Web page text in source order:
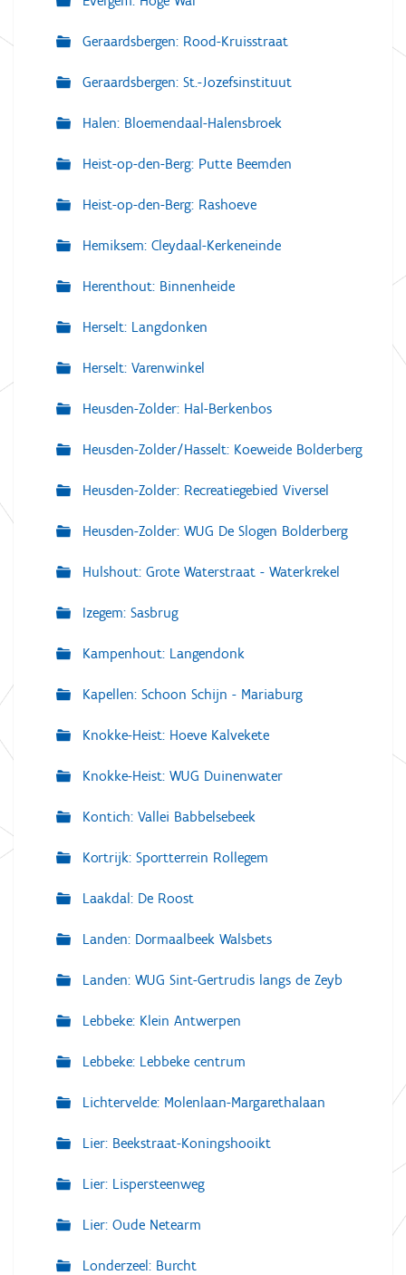
Geraardsbergen: Rood-Kruisstraat
Geraardsbergen: St.-Jozefsinstituut
Halen: Bloemendaal-Halensbroek
Heist-op-den-Berg: Putte Beemden
Heist-op-den-Berg: Rashoeve
Hemiksem: Cleydaal-Kerkeneinde
Herenthout: Binnenheide
Herselt: Langdonken
Herselt: Varenwinkel
Heusden-Zolder: Hal-Berkenbos
Heusden-Zolder/Hasselt: Koeweide Bolderberg
Heusden-Zolder: Recreatiegebied Viversel
Heusden-Zolder: WUG De Slogen Bolderberg
Hulshout: Grote Waterstraat - Waterkrekel
Izegem: Sasbrug
Kampenhout: Langendonk
Kapellen: Schoon Schijn - Mariaburg
Knokke-Heist: Hoeve Kalvekete
Knokke-Heist: WUG Duinenwater
Kontich: Vallei Babbelsebeek
Kortrijk: Sportterrein Rollegem
Laakdal: De Roost
Landen: Dormaalbeek Walsbets
Landen: WUG Sint-Gertrudis langs de Zeyb
Lebbeke: Klein Antwerpen
Lebbeke: Lebbeke centrum
Lichtervelde: Molenlaan-Margarethalaan
Lier: Beekstraat-Koningshooikt
Lier: Lispersteenweg
Lier: Oude Netearm
Londerzeel: Burcht